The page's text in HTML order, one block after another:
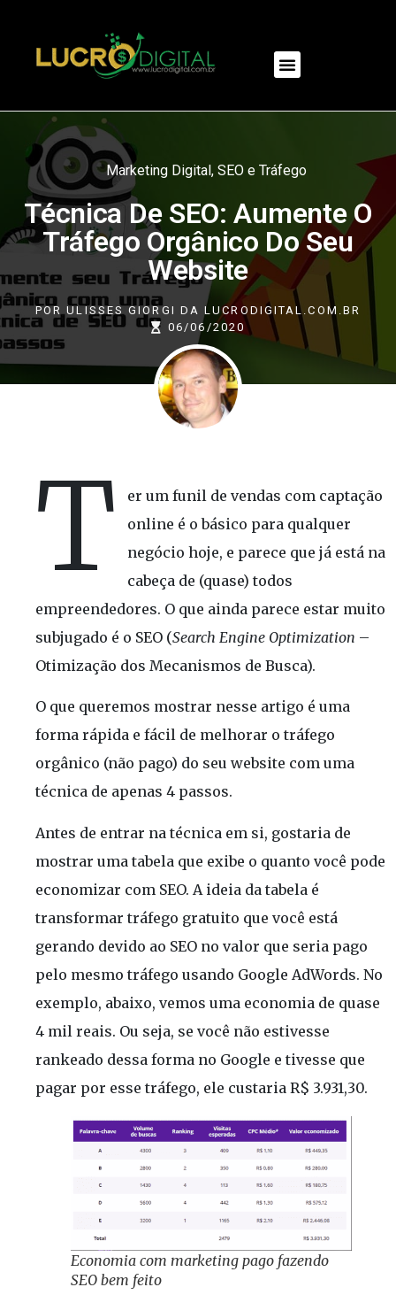
Marketing Digital, SEO e Tráfego
Técnica De SEO: Aumente O
Tráfego Orgânico Do Seu
Website
POR ULISSES GIORGI DA LUCRODIGITAL.COM.BR
06/06/2020
T
er um funil de vendas com captação
online é o básico para qualquer
negócio hoje, e parece que já está na
cabeça de (quase) todos
empreendedores. O que ainda parece estar muito
subjugado é o SEO (Search Engine Optimization –
Otimização dos Mecanismos de Busca).
O que queremos mostrar nesse artigo é uma
forma rápida e fácil de melhorar o tráfego
orgânico (não pago) do seu website com uma
técnica de apenas 4 passos.
Antes de entrar na técnica em si, gostaria de
mostrar uma tabela que exibe o quanto você pode
economizar com SEO. A ideia da tabela é
transformar tráfego gratuito que você está
gerando devido ao SEO no valor que seria pago
pelo mesmo tráfego usando Google AdWords. No
exemplo, abaixo, vemos uma economia de quase
4 mil reais. Ou seja, se você não estivesse
rankeado dessa forma no Google e tivesse que
pagar por esse tráfego, ele custaria R$ 3.931,30.
Economia com marketing pago fazendo
SEO bem feito